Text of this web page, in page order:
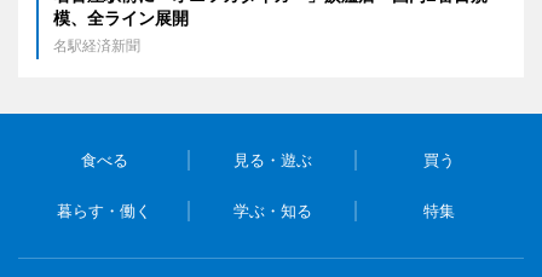
模、全ライン展開
名駅経済新聞
食べる 見る・遊ぶ 買う
暮らす・働く 学ぶ・知る 特集